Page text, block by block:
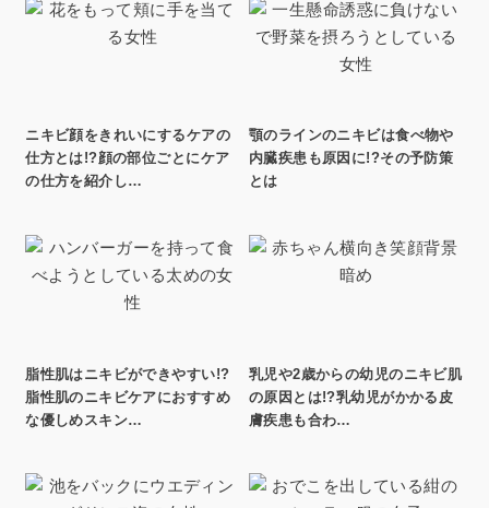
ニキビ顔をきれいにするケアの
仕方とは!?顔の部位ごとにケア
の仕方を紹介し…
顎のラインのニキビは食べ物や
内臓疾患も原因に!?その予防策
とは
脂性肌はニキビができやすい!?
脂性肌のニキビケアにおすすめ
な優しめスキン…
乳児や2歳からの幼児のニキビ肌
の原因とは!?乳幼児がかかる皮
膚疾患も合わ…